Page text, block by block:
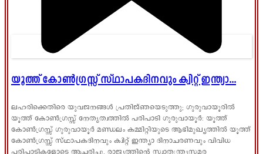
യൂത്ത് കോൺഗ്രസ്സ് സ്ഥാപകദിനവും ക്വിറ്റ് ഇന്ത്യാ...
ലഹരിക്കെതിരെ യുവജനങ്ങൾ പ്രതിജ്ഞയെടുത്തു; ഗുരുവായൂരിൽ
യൂത്ത് കോൺഗ്രസ്സ് നേതൃത്വത്തിൽ പരിപാടി ഗുരുവായൂർ: യൂത്ത്
കോൺഗ്രസ്സ് ഗുരുവായൂർ മണ്ഡലം കമ്മിറ്റിയുടെ ആഭിമുഖ്യത്തിൽ യൂത്ത്
കോൺഗ്രസ്സ് സ്ഥാപകദിനവും ക്വിറ്റ് ഇന്ത്യാ ദിനാചരണവും വിവിധ